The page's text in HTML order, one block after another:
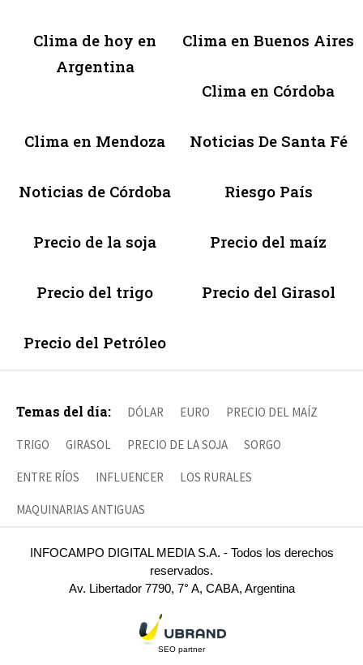
Clima de hoy en
Argentina
Clima en Buenos Aires
Clima en Córdoba
Clima en Mendoza Noticias De Santa Fé
Noticias de Córdoba Riesgo País
Precio de la soja Precio del maíz
Precio del trigo Precio del Girasol
Precio del Petróleo
Temas del día: DÓLAR EURO PRECIO DEL MAÍZ
TRIGO GIRASOL PRECIO DE LA SOJA SORGO
ENTRE RÍOS INFLUENCER LOS RURALES
MAQUINARIAS ANTIGUAS
INFOCAMPO DIGITAL MEDIA S.A. - Todos los derechos
reservados.
Av. Libertador 7790, 7° A, CABA, Argentina
SEO partner